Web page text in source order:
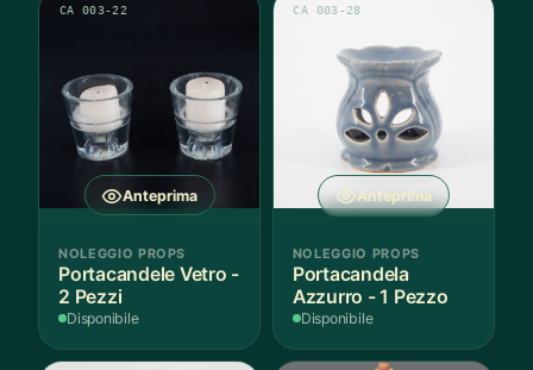
Anteprima
CA 003-22
NOLEGGIO PROPS
Portacandele Vetro -
2 Pezzi
Disponibile
Anteprima
CA 003-28
NOLEGGIO PROPS
Portacandela
Azzurro - 1 Pezzo
Disponibile